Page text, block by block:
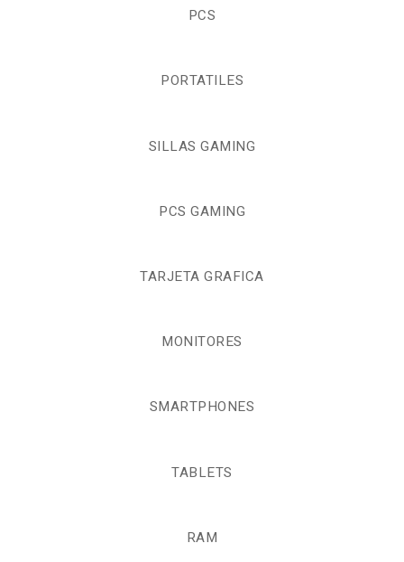
PCS
PORTATILES
SILLAS GAMING
PCS GAMING
TARJETA GRAFICA
MONITORES
SMARTPHONES
TABLETS
RAM